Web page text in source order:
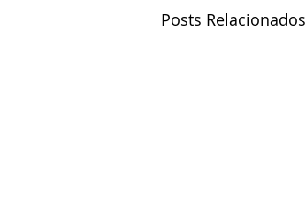
Posts Relacionados